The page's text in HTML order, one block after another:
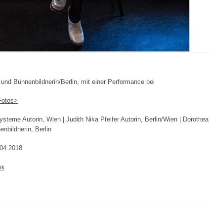
Bühnenbildnerin/Berlin, mit einer Performance bei
Autorin, Wien | Judith Nika Pfeifer Autorin, Berlin/Wien | Dorothea
Berlin